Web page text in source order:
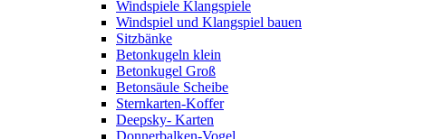
Windspiele Klangspiele
Windspiel und Klangspiel bauen
Sitzbänke
Betonkugeln klein
Betonkugel Groß
Betonsäule Scheibe
Sternkarten-Koffer
Deepsky- Karten
Donnerbalken-Vogel